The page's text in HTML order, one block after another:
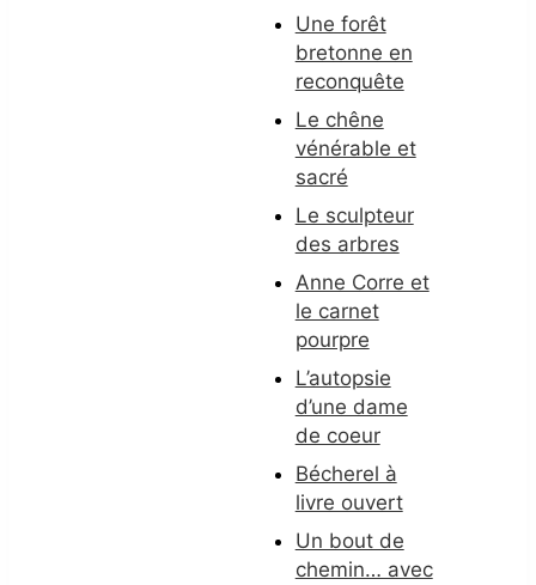
Une forêt
bretonne en
reconquête
Le chêne
vénérable et
sacré
Le sculpteur
des arbres
Anne Corre et
le carnet
pourpre
L’autopsie
d’une dame
de coeur
Bécherel à
livre ouvert
Un bout de
chemin… avec